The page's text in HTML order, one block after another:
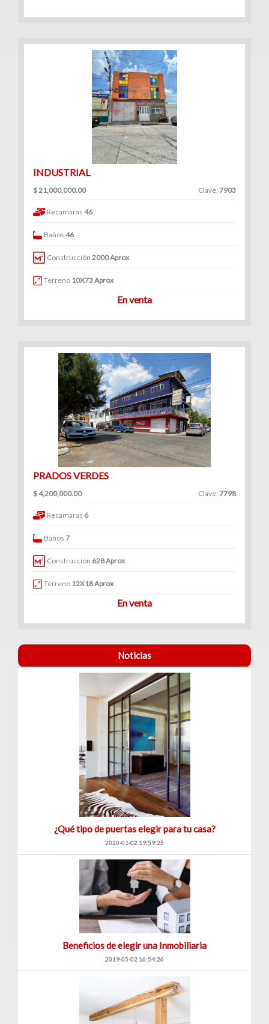
INDUSTRIAL
$ 21,000,000.00 Clave: 7903
Recamaras 46
Baños46
Construcción 2000 Aprox
Terreno 10X73 Aprox
En venta
PRADOS VERDES
$ 4,200,000.00 Clave: 7798
Recamaras 6
Baños7
Construcción 628 Aprox
Terreno 12X18 Aprox
En venta
Noticias
¿Qué tipo de puertas elegir para tu casa?
2020-01-02 19:59:25
Beneficios de elegir una Inmobiliaria
2019-05-02 16:54:26